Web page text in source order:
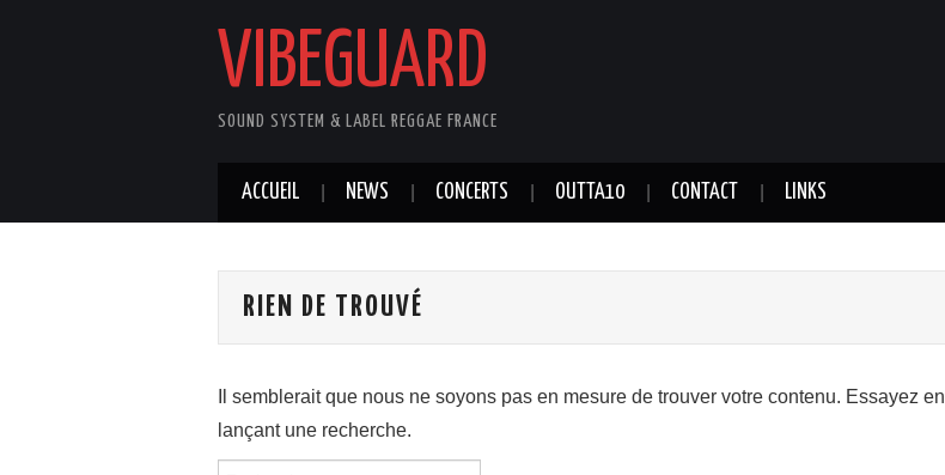
VIBEGUARD
SOUND SYSTEM & LABEL REGGAE FRANCE
ACCUEIL NEWS CONCERTS OUTTA10 CONTACT LINKS
RIEN DE TROUVÉ
Il semblerait que nous ne soyons pas en mesure de trouver votre contenu. Essayez en
lançant une recherche.